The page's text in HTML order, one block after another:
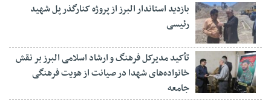
بازدید استاندار البرز از پروژه کنارگذر پل شهید
رئیسی
تأکید مدیرکل فرهنگ و ارشاد اسلامی البرز بر نقش
خانواده‌های شهدا در صیانت از هویت فرهنگی
جامعه